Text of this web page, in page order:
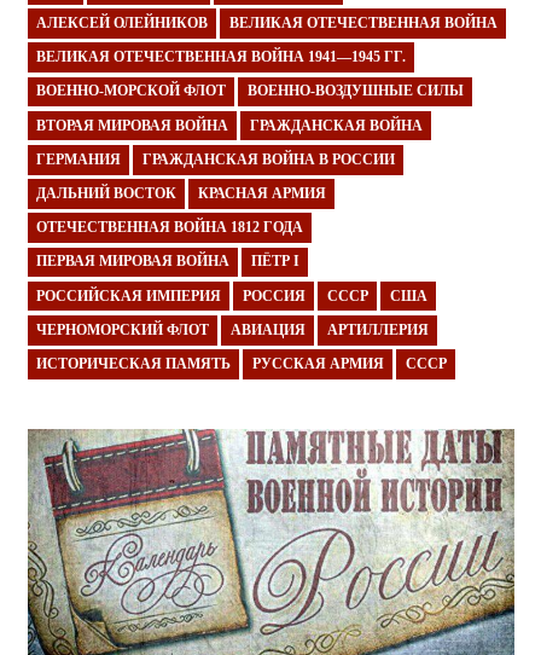
АЛЕКСЕЙ ОЛЕЙНИКОВ ВЕЛИКАЯ ОТЕЧЕСТВЕННАЯ ВОЙНА
ВЕЛИКАЯ ОТЕЧЕСТВЕННАЯ ВОЙНА 1941—1945 ГГ.
ВОЕННО-МОРСКОЙ ФЛОТ ВОЕННО-ВОЗДУШНЫЕ СИЛЫ
ВТОРАЯ МИРОВАЯ ВОЙНА ГРАЖДАНСКАЯ ВОЙНА
ГЕРМАНИЯ ГРАЖДАНСКАЯ ВОЙНА В РОССИИ
ДАЛЬНИЙ ВОСТОК КРАСНАЯ АРМИЯ
ОТЕЧЕСТВЕННАЯ ВОЙНА 1812 ГОДА
ПЕРВАЯ МИРОВАЯ ВОЙНА ПЁТР I
РОССИЙСКАЯ ИМПЕРИЯ РОССИЯ СССР США
ЧЕРНОМОРСКИЙ ФЛОТ АВИАЦИЯ АРТИЛЛЕРИЯ
ИСТОРИЧЕСКАЯ ПАМЯТЬ РУССКАЯ АРМИЯ СССР